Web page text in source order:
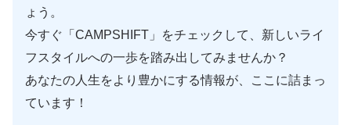
ょう。
今すぐ「CAMPSHIFT」をチェックして、新しいライ
フスタイルへの一歩を踏み出してみませんか？
あなたの人生をより豊かにする情報が、ここに詰まっ
ています！